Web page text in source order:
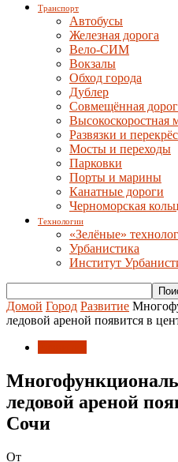
Транспорт
Автобусы
Железная дорога
Вело-СИМ
Вокзалы
Обход города
Дублер
Совмещённая
Высокоскоростная
Развязки и
Мосты и переходы
Парковки
Порты и марины
Канатные дороги
Черноморская
Технологии
«Зелёные»
Урбанистика
Институт
Домой Город Развитие
ледовой ареной появится в
ледовой ареной
Сочи
От